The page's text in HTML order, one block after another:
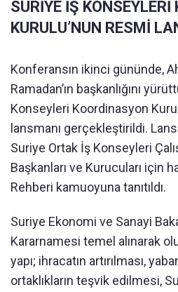
SURİYE İŞ KONSEYLERİ
KURULU’NUN RESMİ
Konferansın ikinci gününde,
Ramadan’ın başkanlığını
Konseyleri Koordinasyon
lansmanı gerçekleştirildi.
Suriye Ortak İş Konseyleri
Başkanları ve Kurucuları için
Rehberi kamuoyuna tanıtıldı.
Suriye Ekonomi ve Sanayi
Kararnamesi temel alınarak
yapı; ihracatın artırılması,
ortaklıkların teşvik edilmesi,